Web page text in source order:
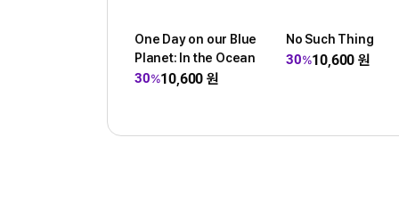
One Day on our Blue
Planet: In the Ocean
30%10,600원
No Such Thing
30%10,600원